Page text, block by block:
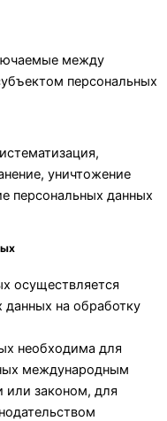
между
персональных
уничтожение
персональных данных
осуществляется
данных на обработку
необходима для
международным
или законом, для